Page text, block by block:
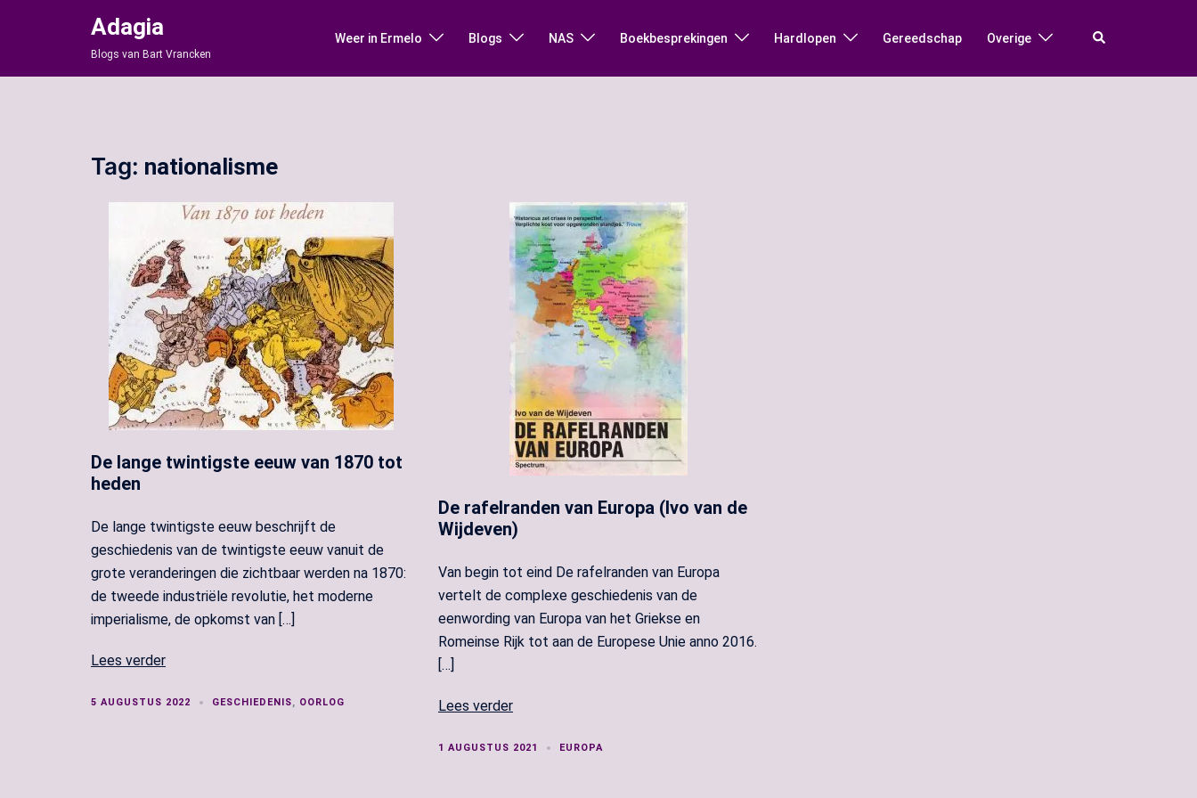
inhoud
Adagia
Blogs van Bart Vrancken
Weer in Ermelo Blogs NAS Boekbesprekingen Hardlopen Gereedschap Overige Zoeken
Tag: nationalisme
De lange twintigste eeuw van 1870 tot
heden
De lange twintigste eeuw beschrijft de
geschiedenis van de twintigste eeuw vanuit de
grote veranderingen die zichtbaar werden na 1870:
de tweede industriële revolutie, het moderne
imperialisme, de opkomst van […]
Lees verder
5 AUGUSTUS 2022 GESCHIEDENIS, OORLOG
De rafelranden van Europa (Ivo van de
Wijdeven)
Van begin tot eind De rafelranden van Europa
vertelt de complexe geschiedenis van de
eenwording van Europa van het Griekse en
Romeinse Rijk tot aan de Europese Unie anno 2016.
[…]
Lees verder
1 AUGUSTUS 2021 EUROPA